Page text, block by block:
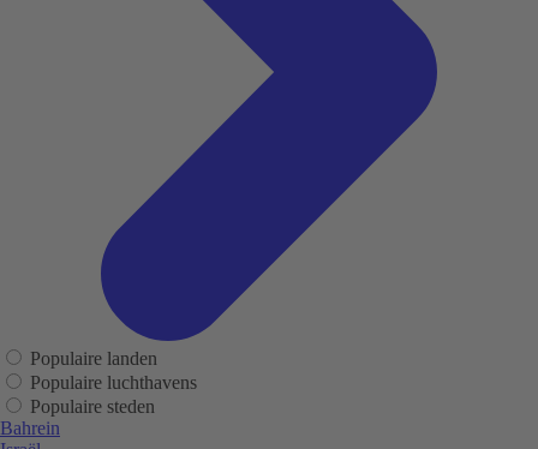
Populaire landen
Populaire luchthavens
Populaire steden
Bahrein